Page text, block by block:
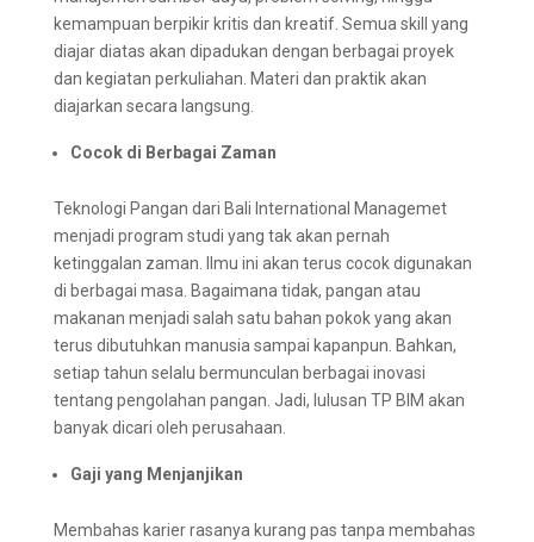
kemampuan berpikir kritis dan kreatif. Semua skill yang
diajar diatas akan dipadukan dengan berbagai proyek
dan kegiatan perkuliahan. Materi dan praktik akan
diajarkan secara langsung.
Cocok di Berbagai Zaman
Teknologi Pangan dari Bali International Managemet
menjadi program studi yang tak akan pernah
ketinggalan zaman. Ilmu ini akan terus cocok digunakan
di berbagai masa. Bagaimana tidak, pangan atau
makanan menjadi salah satu bahan pokok yang akan
terus dibutuhkan manusia sampai kapanpun. Bahkan,
setiap tahun selalu bermunculan berbagai inovasi
tentang pengolahan pangan. Jadi, lulusan TP BIM akan
banyak dicari oleh perusahaan.
Gaji yang Menjanjikan
Membahas karier rasanya kurang pas tanpa membahas